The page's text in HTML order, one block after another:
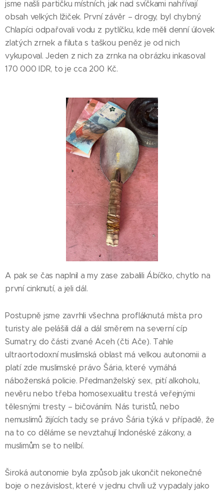
jsme našli partičku místních, jak nad svíčkami nahřívají
obsah velkých lžiček. První závěr – drogy, byl chybný.
Chlapíci odpařovali vodu z pytlíčku, kde měli denní úlovek
zlatých zrnek a filuta s taškou peněz je od nich
vykupoval. Jeden z nich za zrnka na obrázku inkasoval
170 000 IDR, to je cca 200 Kč.
A pak se čas naplnil a my zase zabalili Ábíčko, chytlo na
první cinknutí, a jeli dál.
Postupně jsme zavrhli všechna profláknutá místa pro
turisty ale pelášili dál a dál směrem na severní cíp
Sumatry, do části zvané Aceh (čti Ače). Tahle
ultraortodoxní muslimská oblast má velkou autonomii a
platí zde muslimské právo Šária, které vymáhá
náboženská policie. Předmanželský sex, pití alkoholu,
nevěru nebo třeba homosexualitu trestá veřejnými
tělesnými tresty – bičováním. Nás turistů, nebo
nemuslimů žijících tady, se právo Šária týká v případě, že
na to co děláme se nevztahují Indonéské zákony, a
muslimům se to nelíbí.
Široká autonomie byla způsob jak ukončit nekonečné
boje o nezávislost, které v jednu chvíli už vypadaly jako